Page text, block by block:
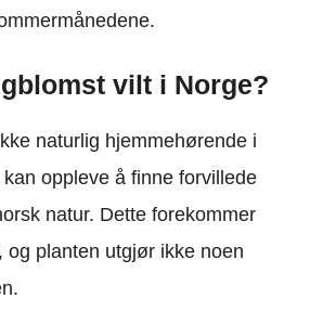
vilt i Norge?
naturlig hjemmehørende i
oppleve å finne forvillede
natur. Dette forekommer
og planten utgjør ikke noen